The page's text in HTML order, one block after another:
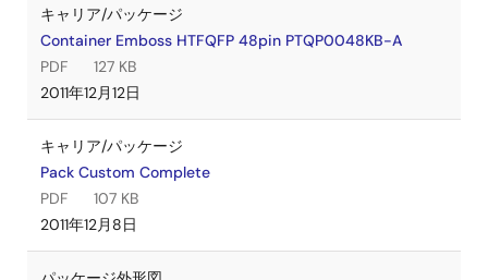
キャリア/パッケージ
Container Emboss HTFQFP 48pin PTQP0048KB-A
PDF
127 KB
2011年12月12日
キャリア/パッケージ
Pack Custom Complete
PDF
107 KB
2011年12月8日